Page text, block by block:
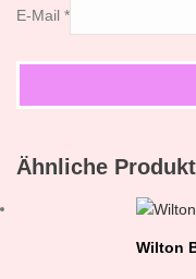
E-Mail *
Ähnliche
Wilton